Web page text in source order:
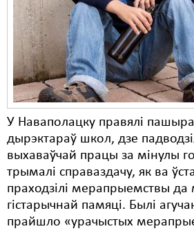
У Наваполацку правялі
дырэктараў школ, дзе
выхаваўчай працы за мінулы
трымалі справаздачу, як ва
праходзілі мерапрыемствы да
гістарычнай памяці. Былі
прайшло «урачыстых
Карная псыхіятрыя
КПЧ ААН
Культурныя правы
ЛПП
Мірныя сходы
Палітвязьні
Праваабаронцы